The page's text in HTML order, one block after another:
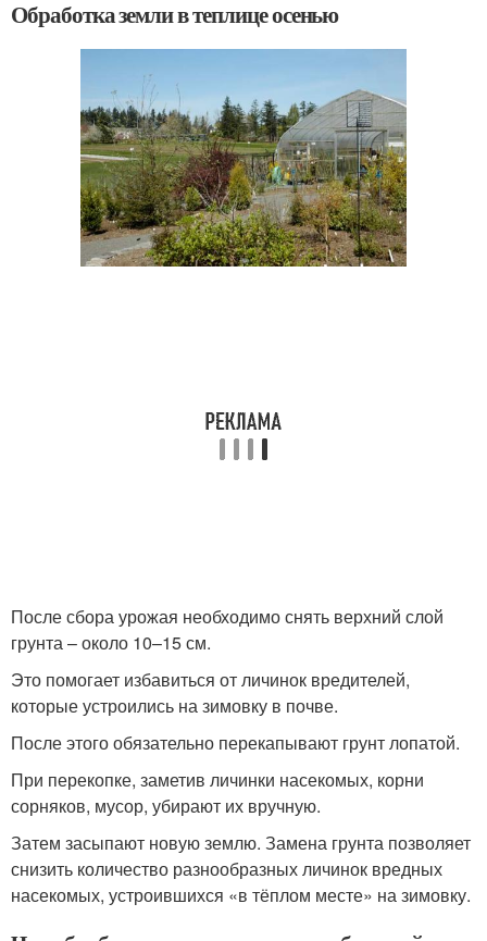
Обработка земли в теплице осенью
После сбора урожая необходимо снять верхний слой
грунта – около 10–15 см.
Это помогает избавиться от личинок вредителей,
которые устроились на зимовку в почве.
После этого обязательно перекапывают грунт лопатой.
При перекопке, заметив личинки насекомых, корни
сорняков, мусор, убирают их вручную.
Затем засыпают новую землю. Замена грунта позволяет
снизить количество разнообразных личинок вредных
насекомых, устроившихся «в тёплом месте» на зимовку.